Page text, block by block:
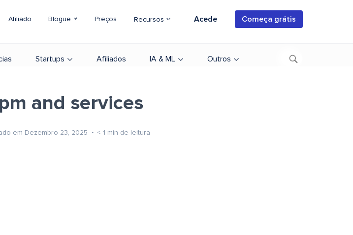
Afiliado Blogue Preços Recursos Acede Começa grátis
Startups Afiliados IA & ML Outros
and services
em Dezembro 23, 2025 < 1 min de leitura